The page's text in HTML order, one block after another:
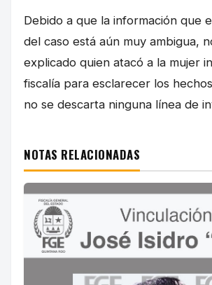
Debido a que la información que
del caso está aún muy ambigua,
explicado quien atacó a la mujer
fiscalía para esclarecer los
no se descarta ninguna línea de
NOTAS RELACIONADAS